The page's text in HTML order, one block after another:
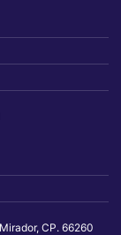
CP. 66260